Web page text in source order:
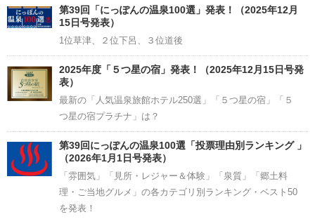
Channel
第39回「にっぽんの温泉100選」発表！（2025年12月
15日号発表）
1位草津、２位下呂、３位道後
2025年度「５つ星の宿」発表！（2025年12月15日号発
表）
最新の「人気温泉旅館ホテル250選」「５つ星の宿」「５
つ星の宿プラチナ」は？
第39回にっぽんの温泉100選「投票理由別ランキング 」
（2026年1月1日号発表）
「雰囲気」「見所・レジャー＆体験」「泉質」「郷土料
理・ご当地グルメ」の各カテゴリ別ランキング・ベスト50
を発表！